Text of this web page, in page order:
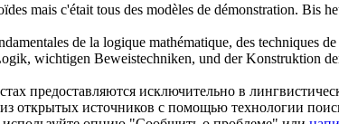
mais c'était tous des modèles de démonstration. Bis
de la logique mathématique, des techniques de
wichtigen Beweistechniken, und der Konstruktion
предоставляются исключительно в
открытых источников с помощью технологии